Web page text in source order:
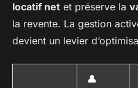
locatif net et préserve la
la revente. La gestion
devient un levier
👤